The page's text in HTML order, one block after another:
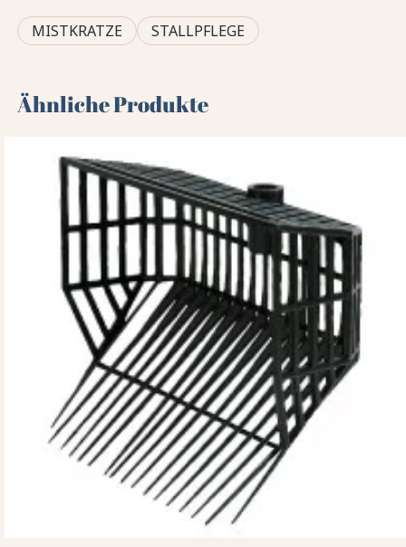
MISTKRATZE STALLPFLEGE
Ähnliche Produkte